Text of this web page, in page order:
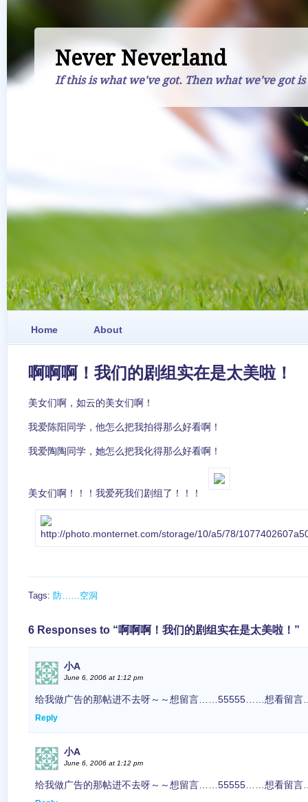
Never Neverland
If this is what we've got. Then what we've got is
Home About
啊啊啊！我们的剧组实在是太美啦！
美女们啊，如云的美女们啊！
我爱陈阳同学，他怎么把我拍得那么好看啊！
我爱陶陶同学，她怎么把我化得那么好看啊！
美女们啊！！！我爱死我们剧组了！！！
Tags: 防……空洞
6 Responses to “啊啊啊！我们的剧组实在是太美啦！”
小A
June 6, 2006 at 1:12 pm
给我做广告的那帖进不去呀～～想留言……55555……想看
Reply
小A
June 6, 2006 at 1:12 pm
给我做广告的那帖进不去呀～～想留言……55555……想看